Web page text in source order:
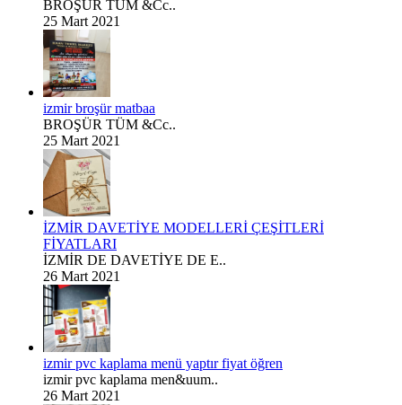
BROŞÜR TÜM &Cc..
25 Mart 2021
izmir broşür matbaa
BROŞÜR TÜM &Cc..
25 Mart 2021
İZMİR DAVETİYE MODELLERİ ÇEŞİTLERİ
FİYATLARI
İZMİR DE DAVETİYE DE E..
26 Mart 2021
izmir pvc kaplama menü yaptır fiyat öğren
izmir pvc kaplama men&uum..
26 Mart 2021